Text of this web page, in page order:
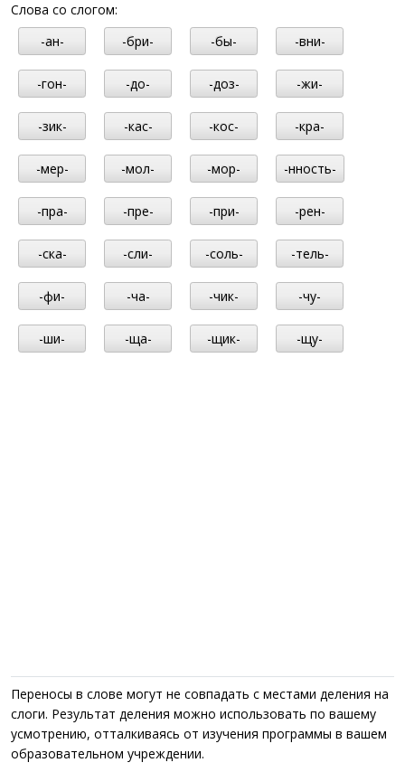
Слова со слогом:
-ан-
-бри- -бы- -вни-
-гон- -до- -доз- -жи-
-зик- -кас- -кос- -кра-
-мер- -мол- -мор- -нность-
-пра- -пре- -при- -рен-
-ска- -сли- -соль- -тель-
-фи- -ча- -чик- -чу-
-ши- -ща- -щик- -щу-
Переносы в слове могут не совпадать с местами деления на
слоги. Результат деления можно использовать по вашему
усмотрению, отталкиваясь от изучения программы в вашем
образовательном учреждении.